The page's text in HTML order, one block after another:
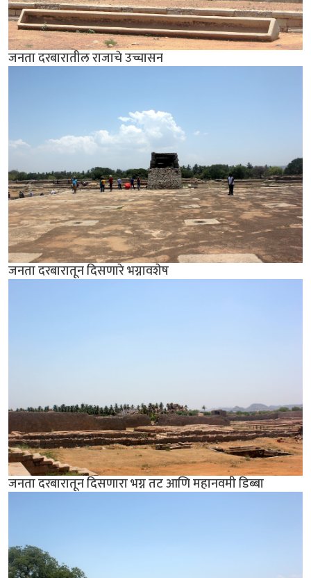
जनता दरबारातील राजाचे उच्चासन
जनता दरबारातून दिसणारे भग्नावशेष
जनता दरबारातून दिसणारा भग्न तट आणि महानवमी डिब्बा